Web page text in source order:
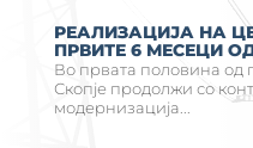
РЕАЛИЗАЦИЈА НА
ПРВИТЕ 6 МЕСЕЦИ
Во првата половина
Скопје продолжи со
модернизација...